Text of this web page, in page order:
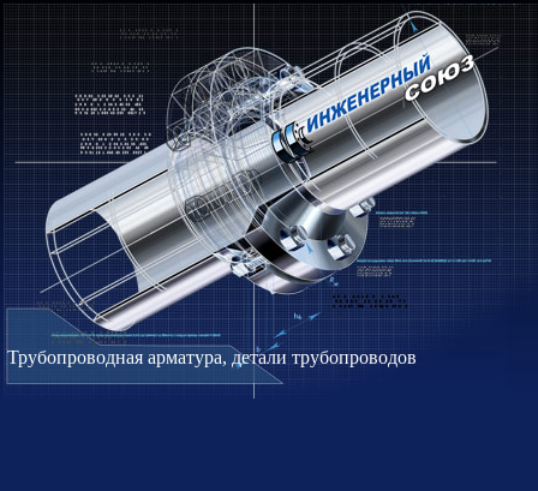
Трубопроводная арматура, детали трубопроводов